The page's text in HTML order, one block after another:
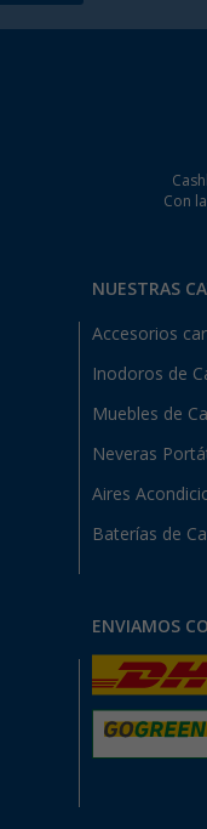
Con
NUESTRAS
Accesorios
Inodoros de
Muebles de
Neveras
Aires
Baterías de
ENVIAMOS